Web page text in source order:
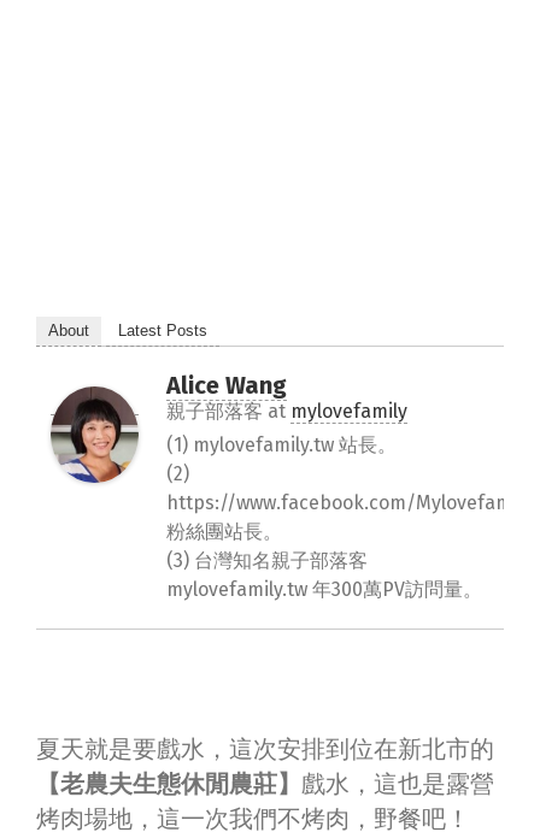
About Latest Posts
Alice Wang
親子部落客 at mylovefamily
(1) mylovefamily.tw 站長。
(2)
https://www.facebook.com/
粉絲團站長。
(3) 台灣知名親子部落客
mylovefamily.tw 年300萬PV訪問量。
夏天就是要戲水，這次安排到位在新北市的
【老農夫生態休閒農莊】 戲水，這也是露營
烤肉場地，這一次我們不烤肉，野餐吧！